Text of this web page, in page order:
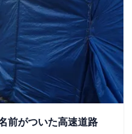
前がついた高速道路